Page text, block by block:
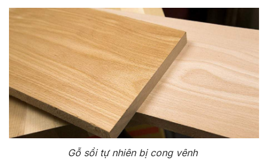
Gỗ sồi tự nhiên bị cong vênh